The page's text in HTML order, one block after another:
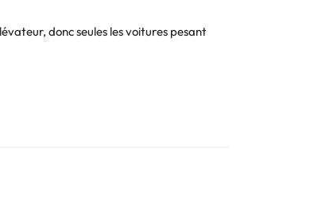
donc seules les voitures pesant